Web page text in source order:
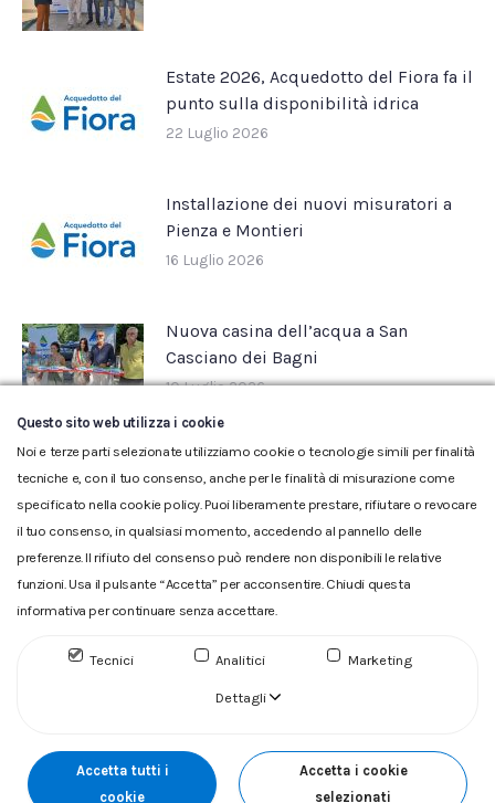
Estate 2026, Acquedotto del Fiora fa il
punto sulla disponibilità idrica
22 Luglio 2026
Installazione dei nuovi misuratori a
Pienza e Montieri
16 Luglio 2026
Nuova casina dell’acqua a San
Casciano dei Bagni
10 Luglio 2026
Glossario|Privacy|Cookie|Reclamo
fiscale 00304790538 (P.IVA) già iscritta al n.10.029 - Capitale
Questo sito web utilizza i cookie
Noi e terze parti selezionate utilizziamo cookie o tecnologie simili per finalità
tecniche e, con il tuo consenso, anche per le finalità di misurazione come
specificato nella cookie policy. Puoi liberamente prestare, rifiutare o revocare
il tuo consenso, in qualsiasi momento, accedendo al pannello delle
preferenze. Il rifiuto del consenso può rendere non disponibili le relative
funzioni. Usa il pulsante “Accetta” per acconsentire. Chiudi questa
informativa per continuare senza accettare.
Tecnici Analitici Marketing
Dettagli
Accetta tutti i
cookie
Accetta i cookie
selezionati